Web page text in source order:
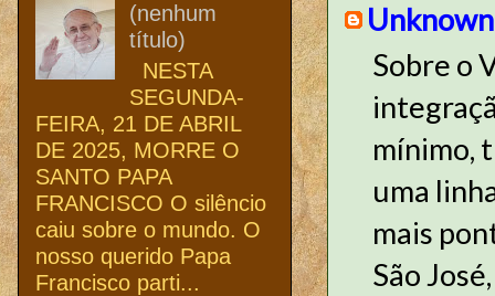
Unknown
Sobre o
mínimo,
uma
mais
São
(nenhum
título)
NESTA
SEGUNDA-
FEIRA, 21 DE ABRIL
DE 2025, MORRE O
SANTO PAPA
FRANCISCO O silêncio
caiu sobre o mundo. O
nosso querido Papa
Francisco parti...